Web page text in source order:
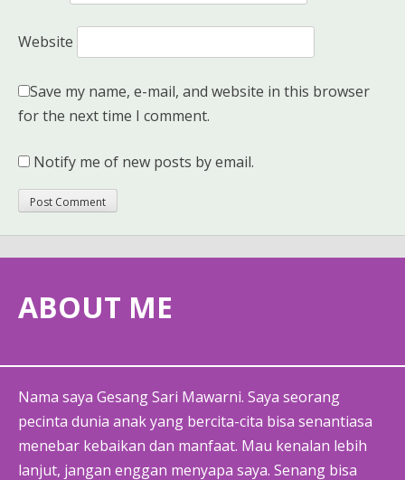
Website
Save my name, e-mail, and website in this browser
for the next time I comment.
Notify me of new posts by email.
ABOUT ME
Nama saya Gesang Sari Mawarni. Saya seorang
pecinta dunia anak yang bercita-cita bisa senantiasa
menebar kebaikan dan manfaat. Mau kenalan lebih
lanjut, jangan enggan menyapa saya. Senang bisa